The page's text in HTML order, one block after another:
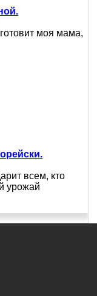
моя мама,
всем, кто
урожай